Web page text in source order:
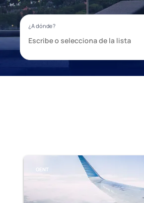
GENT